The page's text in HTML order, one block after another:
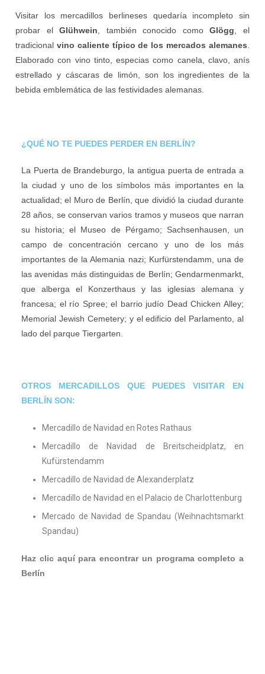
Visitar los mercadillos berlineses quedaría incompleto sin
probar elGlühwein , también conocido comoGlögg , el
tradicional vino caliente típico de los mercados alemanes
Elaborado con vino tinto, especias como canela, clavo, anís
estrellado y cáscaras de limón, son los ingredientes de la
bebida emblemática de las festividades alemanas.
¿QUÉ NO TE PUEDES PERDER EN BERLÍN?
La Puerta de Brandeburgo, la antigua puerta de entrada a
la ciudad y uno de los símbolos más importantes en la
actualidad; el Muro de Berlín, que dividió la ciudad durante
28 años, se conservan varios tramos y museos que narran
su historia; el Museo de Pérgamo; Sachsenhausen, un
campo de concentración cercano y uno de los más
importantes de la Alemania nazi; Kurfürstendamm, una de
las avenidas más distinguidas de Berlín; Gendarmenmarkt,
que alberga el Konzerthaus y las iglesias alemana y
francesa; el río Spree; el barrio judío Dead Chicken Alley;
Memorial Jewish Cemetery; y el edificio del Parlamento, al
lado del parque Tiergarten.
OTROS MERCADILLOS QUE PUEDES VISITAR EN
BERLÍN SON:
Mercadillo de Navidad en Rotes Rathaus
Mercadillo de Navidad de Breitscheidplatz, en
Kufürstendamm
Mercadillo de Navidad de Alexanderplatz
Mercadillo de Navidad en el Palacio de Charlottenburg
Mercado de Navidad de Spandau (Weihnachtsmarkt
Spandau)
Haz clic aquí para encontrar un programa completo a
Berlín